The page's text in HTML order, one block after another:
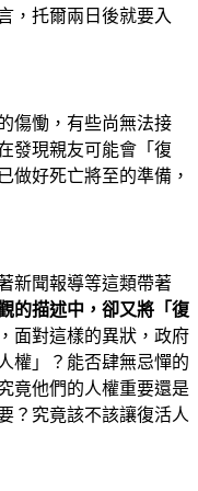
，托爾兩日後就要入
傷慟，有些尚無法接
發現親友可能會「復
做好死亡將至的準備，
新聞報導等這類帶著
的描述中，卻又將「復
，面對這樣的異狀，政府
權」？能否肆無忌憚的
竟他們的人權重要還是
？究竟該不該讓復活人